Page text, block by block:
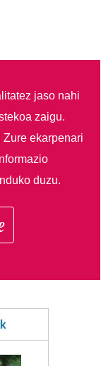
jaso nahi
zaigu.
Zure ekarpenari
duzu.